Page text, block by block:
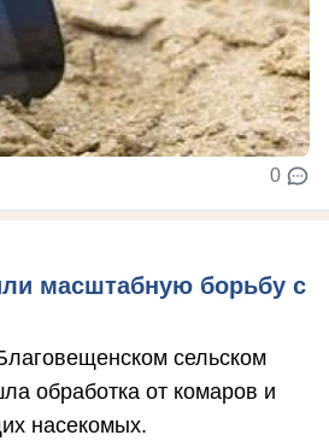
0
масштабную борьбу с
сельском
обработка от комаров и
насекомых.